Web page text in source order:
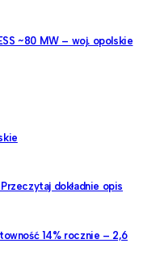
~80 MW – woj. opolskie
dokładnie opis
14% rocznie – 2,6